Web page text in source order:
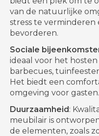
van de natuurlijke
stress te verminderen
bevorderen.
Sociale
ideaal voor het
barbecues,
Het biedt een
omgeving voor gasten.
Duurzaamheid:
meubilair is
de elementen, zoals